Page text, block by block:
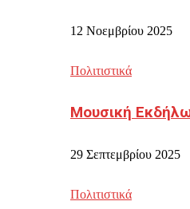
12 Νοεμβρίου 2025
Πολιτιστικά
Μουσική
29 Σεπτεμβρίου 2025
Πολιτιστικά